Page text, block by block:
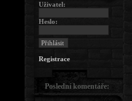
Uživatel:
Heslo:
Registrace
Poslední komentáře: